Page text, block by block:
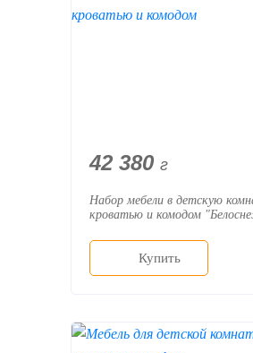
42 380 г
Набор мебели в детскую
кроватью и комодом
Купить